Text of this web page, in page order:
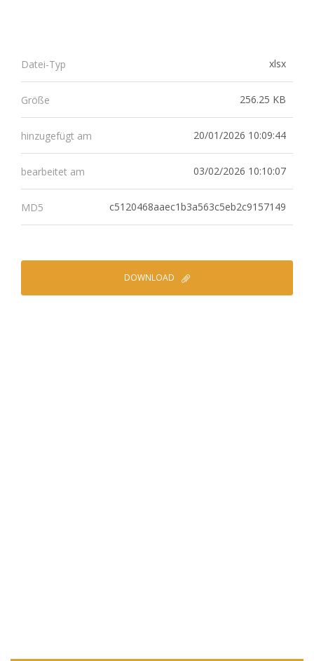
Datei-Typ xlsx
Größe 256.25 KB
hinzugefügt am 20/01/2026 10:09:44
bearbeitet am 03/02/2026 10:10:07
MD5 c5120468aaec1b3a563c5eb2c9157149
DOWNLOAD